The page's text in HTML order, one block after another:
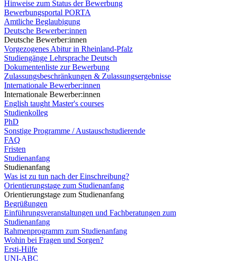
Hinweise zum Status der Bewerbung
Bewerbungsportal PORTA
Amtliche Beglaubigung
Deutsche Bewerber:innen
Deutsche Bewerber:innen
Vorgezogenes Abitur in Rheinland-Pfalz
Studiengänge Lehrsprache Deutsch
Dokumentenliste zur Bewerbung
Zulassungsbeschränkungen & Zulassungsergebnisse
Internationale Bewerber:innen
Internationale Bewerber:innen
English taught Master's courses
Studienkolleg
PhD
Sonstige Programme / Austauschstudierende
FAQ
Fristen
Studienanfang
Studienanfang
Was ist zu tun nach der Einschreibung?
Orientierungstage zum Studienanfang
Orientierungstage zum Studienanfang
Begrüßungen
Einführungsveranstaltungen und Fachberatungen zum
Studienanfang
Rahmenprogramm zum Studienanfang
Wohin bei Fragen und Sorgen?
Ersti-Hilfe
UNI-ABC